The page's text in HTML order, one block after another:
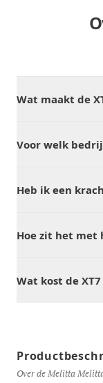
Wat maakt de
Voor welk
Heb ik een
Hoe zit het met
Wat kost de
Over de Melitta